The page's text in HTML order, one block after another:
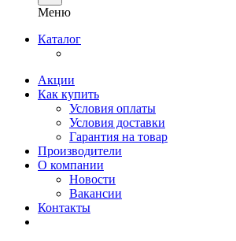
Меню
Каталог
Акции
Как купить
Условия оплаты
Условия доставки
Гарантия на товар
Производители
О компании
Новости
Вакансии
Контакты